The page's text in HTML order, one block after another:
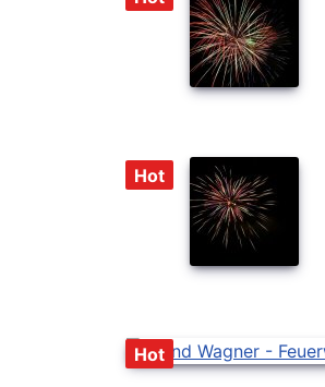
Hot
Hot